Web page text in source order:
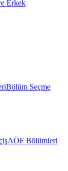
Erkek
Bölüm Seçme
AÖF Bölümleri